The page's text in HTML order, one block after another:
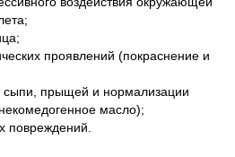
проявлений (покраснение и
сыпи, прыщей и нормализации
масло);
повреждений.